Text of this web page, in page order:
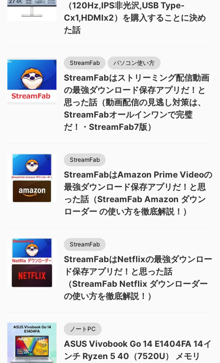
（120Hz,IPS非光沢,USB Type-
Cx1,HDMIx2）を購入することに決め
た話
StreamFab パソコン使い方
StreamFabはストリーミング配信動画
の最強ダウンロード保存アプリだ！と
思った話（動画配信の見逃し対策は、
StreamFabオールインワンで完璧
だ！・StreamFab7版）
StreamFab
StreamFabはAmazon Prime Videoの
最強ダウンロード保存アプリだ！と思
った話（StreamFab Amazon ダウン
ローダー の使い方を徹底解説！）
StreamFab
StreamFabはNetflixの最強ダウンロー
ド保存アプリだ！と思った話
（StreamFab Netflix ダウンローダー
の使い方を徹底解説！）
ノートPC
ASUS Vivobook Go 14 E1404FA 14イ
ンチ Ryzen 5 40（7520U） メモリ